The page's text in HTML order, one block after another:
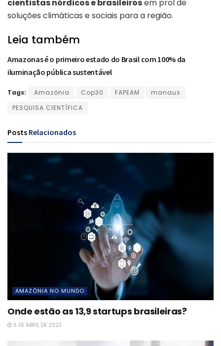
cientistas nórdicos e brasileirosem prol de
soluções climáticas e sociais para a região.
Leia também
Amazonas é o primeiro estado do Brasil com 100% da
iluminação pública sustentável
Tags: Amazônia Cop30 FAPEAM
manaus
PESQUISA CIENTÍFICA
Posts Relacionados
AMAZÔNIA NO MUNDO
Onde estão as 13,9 startups brasileiras?
6 DE ABRIL DE 2023